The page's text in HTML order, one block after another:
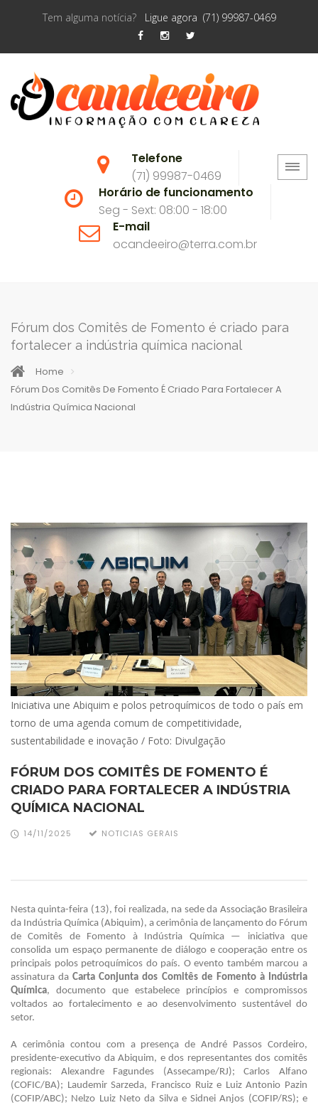
Tem alguma notícia? Ligue agora (71) 99987-0469
Telefone
(71) 99987-0469
Horário de funcionamento
Seg - Sext: 08:00 - 18:00
E-mail
ocandeeiro@terra.com.br
Fórum dos Comitês de Fomento é criado para
fortalecer a indústria química nacional
Home
Fórum Dos Comitês De Fomento É Criado Para Fortalecer A
Indústria Química Nacional
Iniciativa une Abiquim e polos petroquímicos de todo o país em
torno de uma agenda comum de competitividade,
sustentabilidade e inovação / Foto: Divulgação
FÓRUM DOS COMITÊS DE FOMENTO É
CRIADO PARA FORTALECER A INDÚSTRIA
QUÍMICA NACIONAL
14/11/2025 NOTICIAS GERAIS
Nesta quinta-feira (13), foi realizada, na sede da Associação Brasileira
da Indústria Química (Abiquim), a cerimônia de lançamento do Fórum
de Comitês de Fomento à Indústria Química — iniciativa que
consolida um espaço permanente de diálogo e cooperação entre os
principais polos petroquímicos do país. O evento também marcou a
assinatura daCarta Conjunta dos Comitês de Fomento à Indústria
Química, documento que estabelece princípios e compromissos
voltados ao fortalecimento e ao desenvolvimento sustentável do
setor.
A cerimônia contou com a presença de André Passos Cordeiro,
presidente-executivo da Abiquim, e dos representantes dos comitês
regionais: Alexandre Fagundes (Assecampe/RJ); Carlos Alfano
(COFIC/BA); Laudemir Sarzeda, Francisco Ruiz e Luiz Antonio Pazin
(COFIP/ABC); Nelzo Luiz Neto da Silva e Sidnei Anjos (COFIP/RS); e